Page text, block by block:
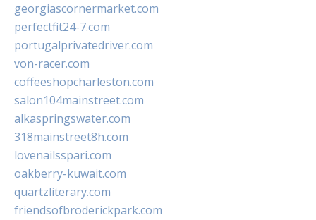
georgiascornermarket.com
perfectfit24-7.com
portugalprivatedriver.com
von-racer.com
coffeeshopcharleston.com
salon104mainstreet.com
alkaspringswater.com
318mainstreet8h.com
lovenailsspari.com
oakberry-kuwait.com
quartzliterary.com
friendsofbroderickpark.com